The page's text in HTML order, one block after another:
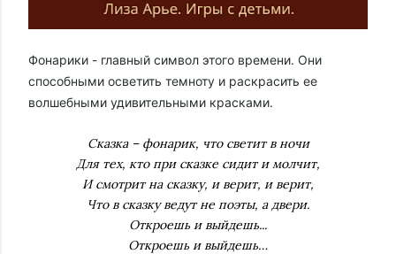
Фонарики - главный символ этого времени. Они
способными осветить темноту и раскрасить ее
волшебными удивительными красками.
Сказка – фонарик, что светит в ночи
Для тех, кто при сказке сидит и молчит,
И смотрит на сказку, и верит, и верит,
Что в сказку ведут не поэты, а двери.
Откроешь и выйдешь...
Откроешь и выйдешь…